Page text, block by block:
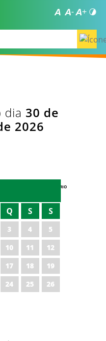
dia 30 de
2026
AGENDA DO SECRETÁRIO
Q S S
3 4
5
10 11
12
17 18
19
24 25
26